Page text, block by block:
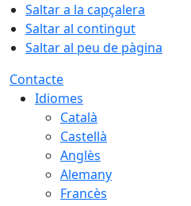
Saltar a la capçalera
Saltar al contingut
Saltar al peu de pàgina
Contacte
Idiomes
Català
Castellà
Anglès
Alemany
Francès